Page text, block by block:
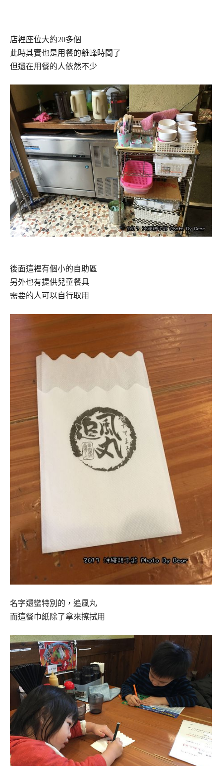
店裡座位大約20多個
此時其實也是用餐的離峰時間了
但還在用餐的人依然不少
後面這裡有個小的自助區
另外也有提供兒童餐具
需要的人可以自行取用
名字還蠻特別的，追風丸
而這餐巾紙除了拿來擦拭用